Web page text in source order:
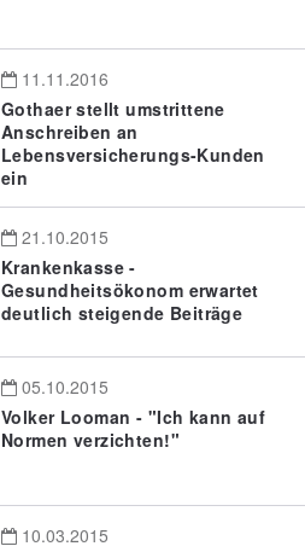
11.11.2016
Gothaer stellt umstrittene
Anschreiben an
Lebensversicherungs-Kunden
ein
21.10.2015
Krankenkasse -
Gesundheitsökonom erwartet
deutlich steigende Beiträge
05.10.2015
Volker Looman - "Ich kann auf
Normen verzichten!"
10.03.2015